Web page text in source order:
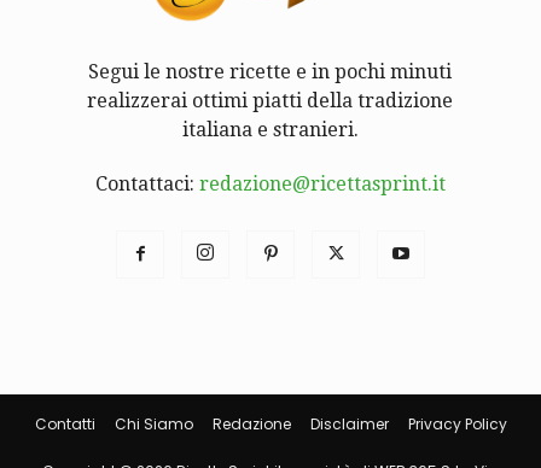
Segui le nostre ricette e in pochi minuti
realizzerai ottimi piatti della tradizione
italiana e stranieri.
Contattaci: redazione@ricettasprint.it
Contatti Chi Siamo Redazione Disclaimer Privacy Policy